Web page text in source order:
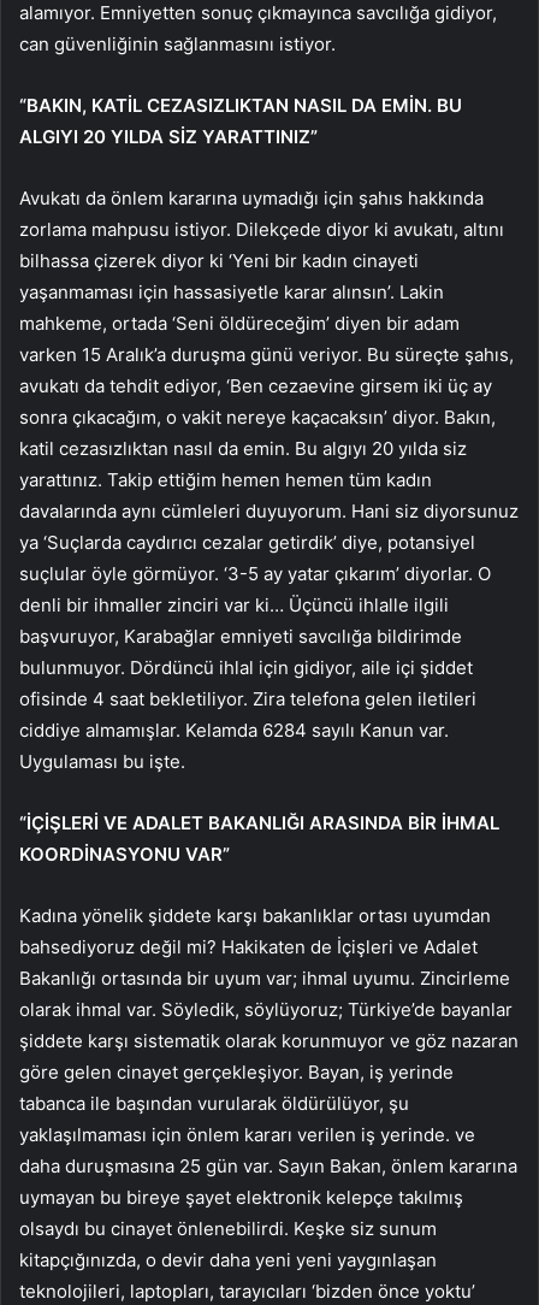
alamıyor. Emniyetten sonuç çıkmayınca savcılığa gidiyor,
can güvenliğinin sağlanmasını istiyor.
“BAKIN, KATİL CEZASIZLIKTAN NASIL DA EMİN. BU
ALGIYI 20 YILDA SİZ YARATTINIZ”
Avukatı da önlem kararına uymadığı için şahıs hakkında
zorlama mahpusu istiyor. Dilekçede diyor ki avukatı, altını
bilhassa çizerek diyor ki ‘Yeni bir kadın cinayeti
yaşanmaması için hassasiyetle karar alınsın’. Lakin
mahkeme, ortada ‘Seni öldüreceğim’ diyen bir adam
varken 15 Aralık’a duruşma günü veriyor. Bu süreçte şahıs,
avukatı da tehdit ediyor, ‘Ben cezaevine girsem iki üç ay
sonra çıkacağım, o vakit nereye kaçacaksın’ diyor. Bakın,
katil cezasızlıktan nasıl da emin. Bu algıyı 20 yılda siz
yarattınız. Takip ettiğim hemen hemen tüm kadın
davalarında aynı cümleleri duyuyorum. Hani siz diyorsunuz
ya ‘Suçlarda caydırıcı cezalar getirdik’ diye, potansiyel
suçlular öyle görmüyor. ‘3-5 ay yatar çıkarım’ diyorlar. O
denli bir ihmaller zinciri var ki… Üçüncü ihlalle ilgili
başvuruyor, Karabağlar emniyeti savcılığa bildirimde
bulunmuyor. Dördüncü ihlal için gidiyor, aile içi şiddet
ofisinde 4 saat bekletiliyor. Zira telefona gelen iletileri
ciddiye almamışlar. Kelamda 6284 sayılı Kanun var.
Uygulaması bu işte.
“İÇİŞLERİ VE ADALET BAKANLIĞI ARASINDA BİR İHMAL
KOORDİNASYONU VAR”
Kadına yönelik şiddete karşı bakanlıklar ortası uyumdan
bahsediyoruz değil mi? Hakikaten de İçişleri ve Adalet
Bakanlığı ortasında bir uyum var; ihmal uyumu. Zincirleme
olarak ihmal var. Söyledik, söylüyoruz; Türkiye’de bayanlar
şiddete karşı sistematik olarak korunmuyor ve göz nazaran
göre gelen cinayet gerçekleşiyor. Bayan, iş yerinde
tabanca ile başından vurularak öldürülüyor, şu
yaklaşılmaması için önlem kararı verilen iş yerinde. ve
daha duruşmasına 25 gün var. Sayın Bakan, önlem kararına
uymayan bu bireye şayet elektronik kelepçe takılmış
olsaydı bu cinayet önlenebilirdi. Keşke siz sunum
kitapçığınızda, o devir daha yeni yeni yaygınlaşan
teknolojileri, laptopları, tarayıcıları ‘bizden önce yoktu’